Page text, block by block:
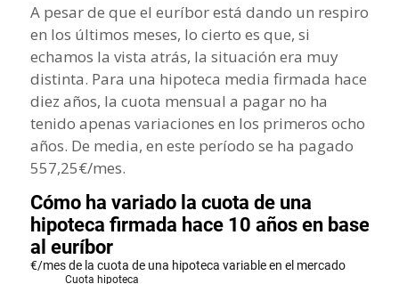
A pesar de que el euríbor está dando un respiro
en los últimos meses, lo cierto es que, si
echamos la vista atrás, la situación era muy
distinta. Para una hipoteca media firmada hace
diez años, la cuota mensual a pagar no ha
tenido apenas variaciones en los primeros ocho
años. De media, en este período se ha pagado
557,25€/mes.